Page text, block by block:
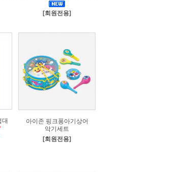
[회원전용]
대
아이존 핑크퐁아기상어
악기세트
[회원전용]